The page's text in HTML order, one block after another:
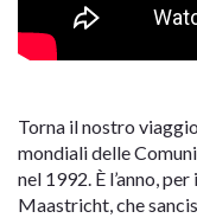
Torna il nostro
mondiali delle
nel 1992. È l’anno,
Maastricht, che